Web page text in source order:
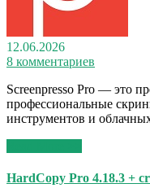
12.06.2026
8 комментариев
Screenpresso Pro — это
профессиональные
инструментов и
HardCopy Pro 4.18.3 +